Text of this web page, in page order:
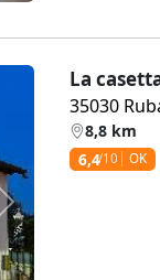
Weiter
La
35030
8,8 km
6,4/10 OK